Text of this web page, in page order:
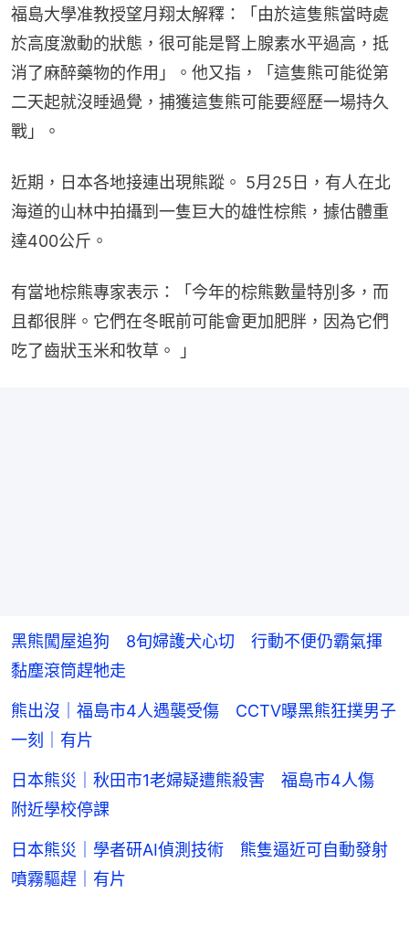
福島大學准教授望月翔太解釋：「由於這隻熊當時處
於高度激動的狀態，很可能是腎上腺素水平過高，抵
消了麻醉藥物的作用」。他又指，「這隻熊可能從第
二天起就沒睡過覺，捕獲這隻熊可能要經歷一場持久
戰」。
近期，日本各地接連出現熊蹤。 5月25日，有人在北
海道的山林中拍攝到一隻巨大的雄性棕熊，據估體重
達400公斤。
有當地棕熊專家表示：「今年的棕熊數量特別多，而
且都很胖。它們在冬眠前可能會更加肥胖，因為它們
吃了齒狀玉米和牧草。 」
黑熊闖屋追狗 8旬婦護犬心切 行動不便仍霸氣揮
黏塵滾筒趕牠走
熊出沒｜福島市4人遇襲受傷 CCTV曝黑熊狂撲男子
一刻｜有片
日本熊災｜秋田市1老婦疑遭熊殺害 福島市4人傷
附近學校停課
日本熊災｜學者研AI偵測技術 熊隻逼近可自動發射
噴霧驅趕｜有片